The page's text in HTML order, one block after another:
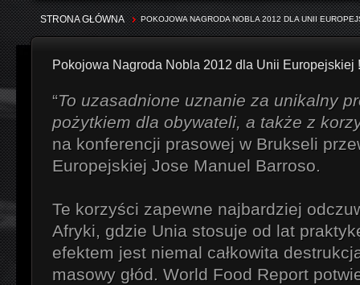
STRONA GŁÓWNA POKOJOWA NAGRODA NOBLA 2012 DLA UNII
Pokojowa Nagroda Nobla 2012 dla Unii Europejskiej !
“To uzasadnione uznanie za unikalny
pożytkiem dla obywateli, a także z
na konferencji prasowej w Brukseli
Europejskiej Jose Manuel Barroso.
Te korzyści zapewne najbardziej
Afryki, gdzie Unia stosuje od lat
efektem jest niemal całkowita
masowy głód. World Food Report